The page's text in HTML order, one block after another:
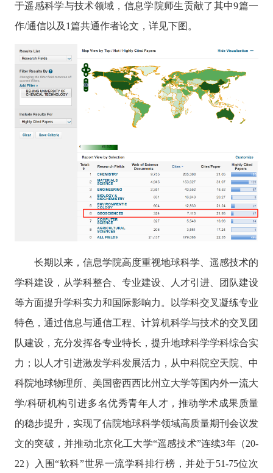
于遥感科学与技术领域，信息学院师生贡献了其中9篇一
作/通信以及 1篇共通作者论文，详见下图。
长期以来，信息学院高度重视地球科学、遥感技术的
学科建设，从学科整合、专业建设、人才引进、团队建设
等方面提升学科实力和国际影响力。以学科交叉凝练专业
特色，通过信息与通信工程、计算机科学与技术的交叉团
队建设，充分发挥各专业特长，提升地球科学学科综合实
力；以人才引进激发学科发展活力，从中科院空天院、中
科院地球物理所、美国密西西比州立大学等国内外一流大
学/科研机构引进多名优秀青年人才，推动学术成果质量
的稳步提升，实现了信院地球科学领域高质量期刊会议发
文的突破，并推动北京化工大学“遥感技术”连续3年（20-
22 ）入围“软科”世界一流学科排行榜，并处于51-75位次